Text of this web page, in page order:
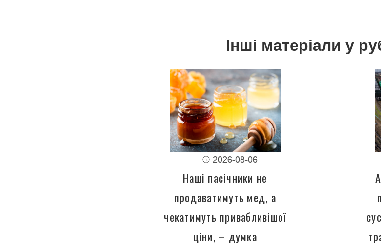
Інші матеріали у
2026-08-06
Наші пасічники не
продаватимуть мед, а
чекатимуть привабливішої
ціни, – думка